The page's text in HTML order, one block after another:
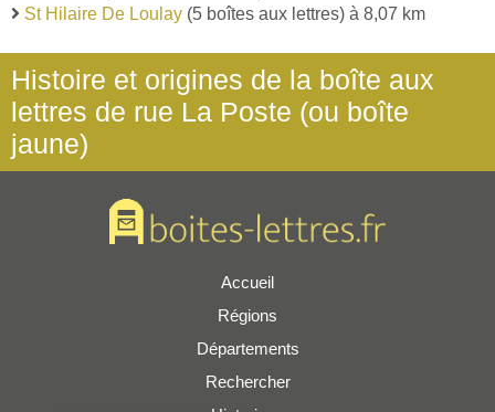
St Hilaire De Loulay (5 boîtes aux lettres) à 8,07 km
Histoire et origines de la boîte aux
lettres de rue La Poste (ou boîte
jaune)
Accueil
Régions
Départements
Rechercher